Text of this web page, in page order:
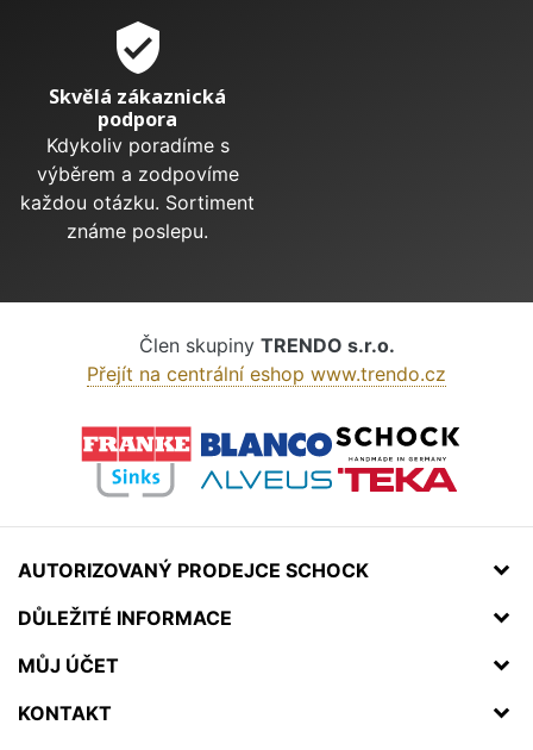
verified_user
Skvělá zákaznická
podpora
Kdykoliv poradíme s
výběrem a zodpovíme
každou otázku. Sortiment
známe poslepu.
Člen skupiny TRENDO s.r.o.
Přejít na centrální eshop www.trendo.cz
AUTORIZOVANÝ PRODEJCE SCHOCK
DŮLEŽITÉ INFORMACE
MŮJ ÚČET
KONTAKT